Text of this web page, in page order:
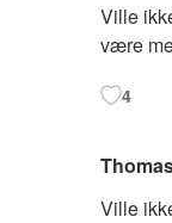
Ville
være
4
Ville